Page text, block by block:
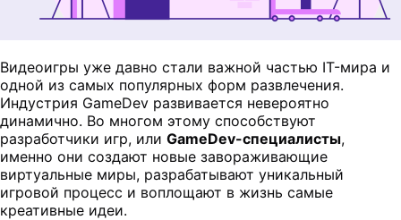
Видеоигры уже давно стали важной частью IT-мира и
одной из самых популярных форм развлечения.
Индустрия GameDev развивается невероятно
динамично. Во многом этому способствуют
разработчики игр, или GameDev-специалисты,
именно они создают новые завораживающие
виртуальные миры, разрабатывают уникальный
игровой процесс и воплощают в жизнь самые
креативные идеи.